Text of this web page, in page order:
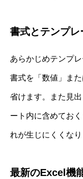
書式とテンプ
あらかじめテンプ
書式を「数値」ま
省けます。また見
ート内に含めてお
れが生じにくくなり
最新のExcel機